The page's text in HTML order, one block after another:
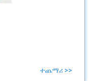
ተጨማሪ >>